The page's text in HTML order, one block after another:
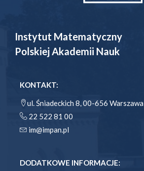
Instytut Matematyczny
Polskiej Akademii Nauk
KONTAKT:
ul. Śniadeckich 8, 00-656 Warszawa
22 522 81 00
im@impan.pl
DODATKOWE INFORMACJE: